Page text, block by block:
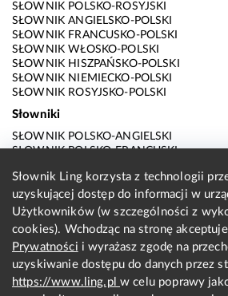
SŁOWNIK POLSKO-ROSYJSKI
SŁOWNIK ANGIELSKO-POLSKI
SŁOWNIK FRANCUSKO-POLSKI
SŁOWNIK WŁOSKO-POLSKI
SŁOWNIK HISZPAŃSKO-POLSKI
SŁOWNIK NIEMIECKO-POLSKI
SŁOWNIK ROSYJSKO-POLSKI
Słowniki
SŁOWNIK POLSKO-ANGIELSKI
SŁOWNIK POLSKO-FRANCUSKI
SŁOWNIK POLSKO-HISZPAŃSKI
SŁOWNIK POLSKO-NIEMIECKI
SŁOWNIK POLSKO-ROSYJSKI
SŁOWNIK ANGIELSKO-POLSKI
SŁOWNIK FRANCUSKO-POLSKI
SŁOWNIK WŁOSKO-POLSKI
SŁOWNIK HISZPAŃSKO-POLSKI
SŁOWNIK NIEMIECKO-POLSKI
Słownik Ling korzysta z technologii
uzyskującej dostęp do informacji w
Użytkowników (w szczególności z
cookies). Wchodząc na stronę
Prywatności i wyrażasz zgodę na
uzyskiwanie dostępu do danych przez
https://www.ling.plw celu poprawy